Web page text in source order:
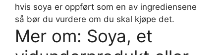
hvis soya er oppført som en av ingrediensene
så bør du vurdere om du skal kjøpe det.
Mer om: Soya, et